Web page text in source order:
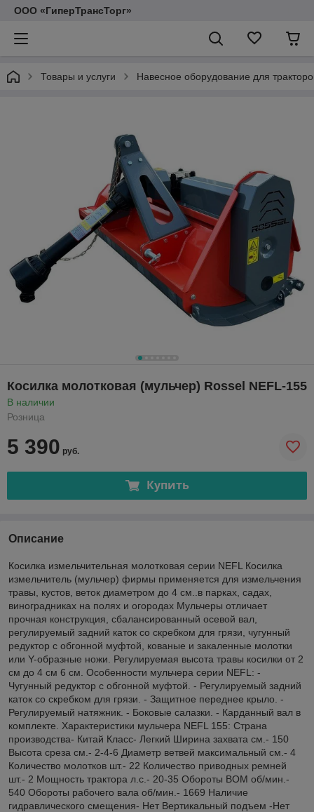
ООО «ГиперТрансТорг»
Товары и услуги Навесное оборудование для
Косилка молотковая (мульчер) Rossel NEFL-155
В наличии
Розница
5 390 руб.
Купить
Описание
Косилка измельчительная молотковая серии NEFL Косилка
измельчитель (мульчер) фирмы применяется для измельчения
травы, кустов, веток диаметром до 4 см..в парках, садах,
виноградниках на полях и огородах Мульчеры отличает
прочная конструкция, сбалансированный осевой вал,
регулируемый задний каток со скребком для грязи, чугунный
редуктор с обгонной муфтой, кованые и закаленные молотки
или Y-образные ножи. Регулируемая высота травы косилки от 2
см до 4 см 6 см. Особенности мульчера серии NEFL: -
Чугунный редуктор с обгонной муфтой. - Регулируемый задний
каток со скребком для грязи. - Защитное переднее крыло. -
Регулируемый натяжник. - Боковые салазки. - Карданный вал в
комплекте. Характеристики мульчера NEFL 155: Страна
производства- Китай Класс- Легкий Ширина захвата см.- 150
Высота среза см.- 2-4-6 Диаметр ветвей максимальный см.- 4
Количество молотков шт.- 22 Количество приводных ремней
шт.- 2 Мощность трактора л.с.- 20-35 Обороты ВОМ об/мин.-
540 Обороты рабочего вала об/мин.- 1669 Наличие
гидравлического смещения- Нет Вертикальный подъем -Нет